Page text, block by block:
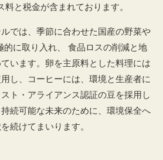
と税金が含まれております。
では、季節に合わせた国産の野菜や
的に取り入れ、 食品ロスの削減と地
います。卵を主原料とした料理には
し、コーヒーには、環境と生産者に
ト・アライアンス認証の豆を採用し
続可能な未来のために、環境保全へ
続けてまいります。